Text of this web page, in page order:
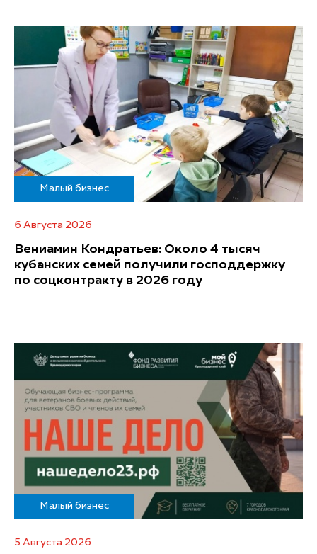
Малый бизнес
6 Августа 2026
Вениамин Кондратьев: Около 4 тысяч
кубанских семей получили господдержку
по соцконтракту в 2026 году
Малый бизнес
5 Августа 2026